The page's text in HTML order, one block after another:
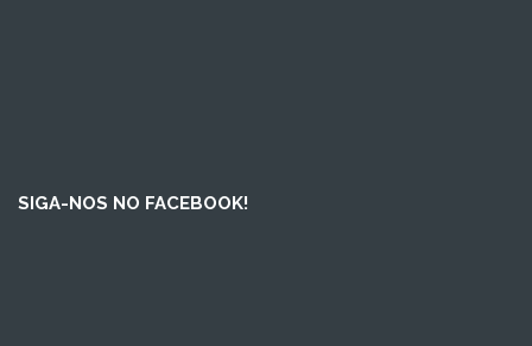
SIGA-NOS NO FACEBOOK!